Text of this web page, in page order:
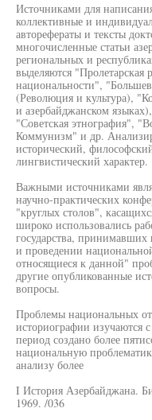
Источниками для
коллективные и
авторефераты и тексты
многочисленные статьи
региональных и
выделяются
национальности",
(Революция и культура),
и азербайджанском
"Советская этнография",
Коммунизм" и др.
исторический,
лингвистический характер.
Важными источниками
научно-практических
"круглых столов",
широко использовались
государства, принимавших
и проведении
относящиеся к данной"
другие опубликованные
вопросы.
Проблемы национальных
историографии изучаются
период создано более
национальную
анализу более
I История Азербайджана.
1969. /036